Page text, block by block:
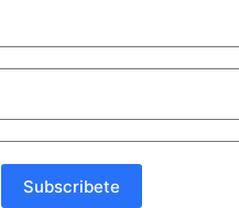
Subscribete